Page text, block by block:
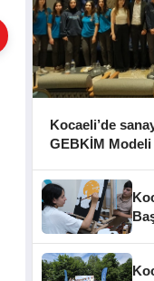
Kocaeli’de
GEBKİM Modeli